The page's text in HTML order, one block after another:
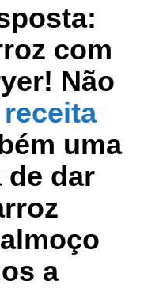
com
! Não
receita
uma
de dar
a